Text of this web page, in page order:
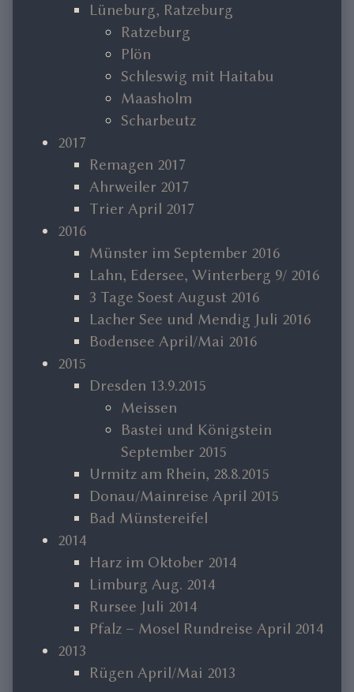
Lüneburg, Ratzeburg
Ratzeburg
Plön
Schleswig mit Haitabu
Maasholm
Scharbeutz
2017
Remagen 2017
Ahrweiler 2017
Trier April 2017
2016
Münster im September 2016
Lahn, Edersee, Winterberg 9/ 2016
3 Tage Soest August 2016
Lacher See und Mendig Juli 2016
Bodensee April/Mai 2016
2015
Dresden 13.9.2015
Meissen
Bastei und Königstein
September 2015
Urmitz am Rhein, 28.8.2015
Donau/Mainreise April 2015
Bad Münstereifel
2014
Harz im Oktober 2014
Limburg Aug. 2014
Rursee Juli 2014
Pfalz – Mosel Rundreise April 2014
2013
Rügen April/Mai 2013